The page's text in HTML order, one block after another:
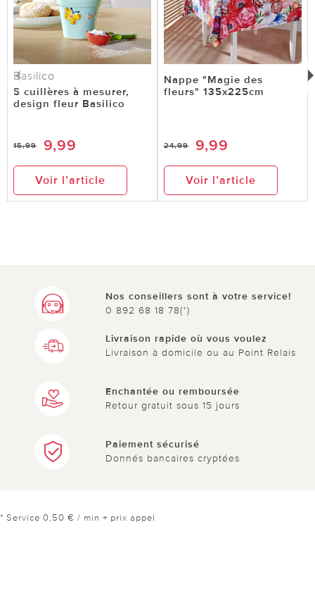
Basilico
5 cuillères à mesurer,
design fleur Basilico
15,99 9,99
Voir l’article
Nappe "Magie des
fleurs" 135x225cm
24,99 9,99
Voir l’article
Nos conseillers sont à votre service!
0 892 68 18 78(*)
Livraison rapide où vous voulez
Livraison à domicile ou au Point Relais
Enchantée ou remboursée
Retour gratuit sous 15 jours
Paiement sécurisé
Donnés bancaires cryptées
* Service 0,50 € / min + prix appel